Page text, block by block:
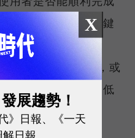
的是網路服務在關鍵
搶購熱門演唱會門
帳掃描 QR Code，或
網路能即時回應、低
X
展趨勢！
》日報、《一天
日報